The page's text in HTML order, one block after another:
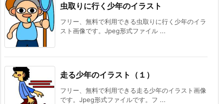
虫取りに行く少年のイラスト
フリー、無料で利用できる虫取りに行く少年のイラ
スト画像です。Jpeg形式ファイル ...
走る少年のイラスト（１）
フリー、無料で利用できる走る少年のイラスト画像
です。Jpeg形式ファイルです。フ ...